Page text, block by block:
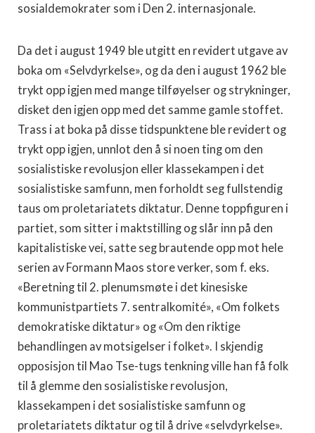
sosialdemokrater som i Den 2. internasjonale.
Da det i august 1949 ble utgitt en revidert utgave av
boka om «Selvdyrkelse», og da den i august 1962 ble
trykt opp igjen med mange tilføyelser og strykninger,
disket den igjen opp med det samme gamle stoffet.
Trass i at boka på disse tidspunktene ble revidert og
trykt opp igjen, unnlot den å si noen ting om den
sosialistiske revolusjon eller klassekampen i det
sosialistiske samfunn, men forholdt seg fullstendig
taus om proletariatets diktatur. Denne toppfiguren i
partiet, som sitter i maktstilling og slår inn på den
kapitalistiske vei, satte seg brautende opp mot hele
serien av Formann Maos store verker, som f. eks.
«Beretning til 2. plenumsmøte i det kinesiske
kommunistpartiets 7. sentralkomité», «Om folkets
demokratiske diktatur» og «Om den riktige
behandlingen av motsigelser i folket». I skjendig
opposisjon til Mao Tse-tugs tenkning ville han få folk
til å glemme den sosialistiske revolusjon,
klassekampen i det sosialistiske samfunn og
proletariatets diktatur og til å drive «selvdyrkelse».